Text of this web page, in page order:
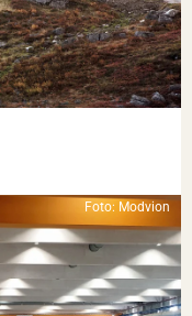
Foto: Modvion